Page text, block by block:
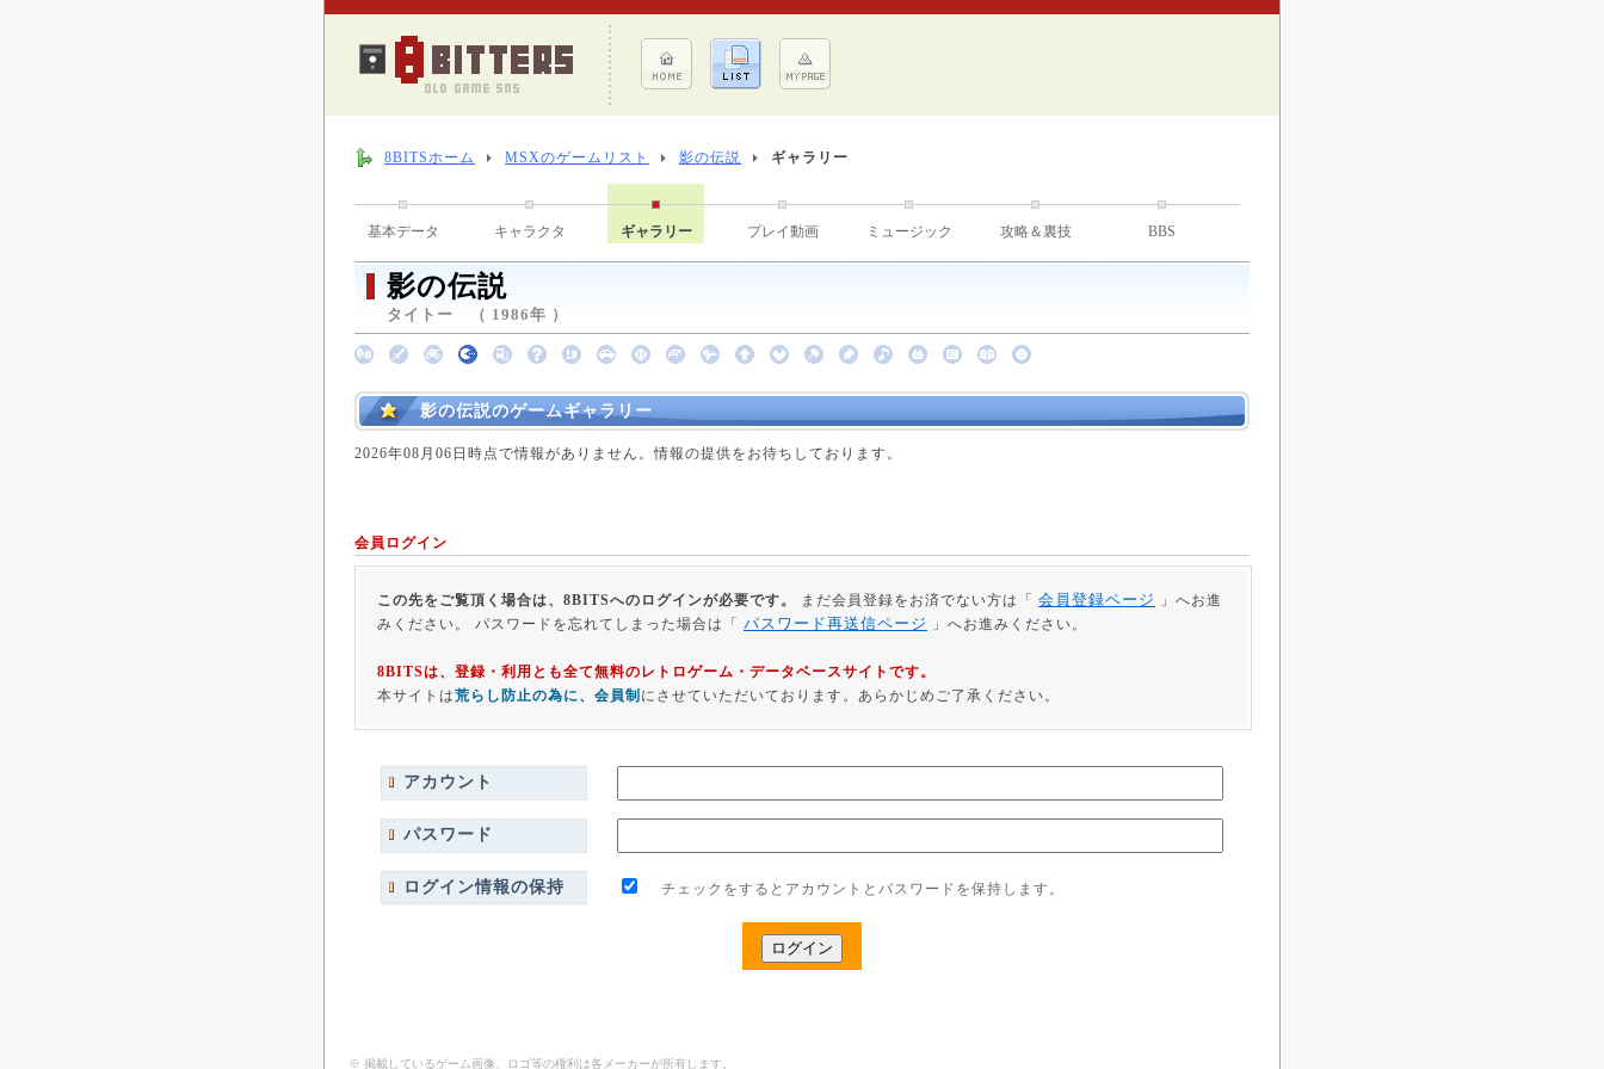
8BITSホーム MSXのゲームリスト 影の伝説 ギャラリー
基本データ キャラクタ ギャラリー プレイ動画 ミュージック 攻略＆裏技 BBS
影の伝説
タイトー （ 1986年 ）
影の伝説のゲームギャラリー
2026年08月06日時点で情報がありません。情報の提供をお待ちしております。
会員ログイン
この先をご覧頂く場合は、8BITSへのログインが必要です。 まだ会員登録をお済でない方は「 会員登録ページ
」へお進
みください。 パスワードを忘れてしまった場合は「 パスワード再送信ページ 」へお進みください。
8BITSは、登録・利用とも全て無料のレトロゲーム・データベースサイトです。
本サイトは荒らし防止の為に、会員制 にさせていただいております。あらかじめご了承ください。
アカウント
パスワード
ログイン情報の保持 チェックをするとアカウントとパスワードを保持します。
※ 掲載しているゲーム画像、ロゴ等の権利は各メーカーが所有します。